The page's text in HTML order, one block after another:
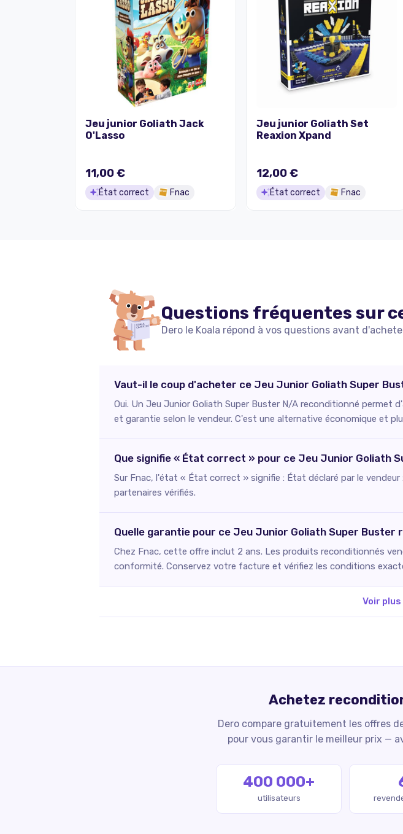
Jeu junior Goliath Jack
O'Lasso
11,00 €
État correct Fnac
Jeu junior Goliath Set
Reaxion Xpand
12,00 €
État correct Fnac
Questions fréquentes sur
Dero le Koala répond à vos questions avant
Vaut-il le coup d'acheter ce Jeu Junior Goliath Super
Oui. Un Jeu Junior Goliath Super Buster N/A reconditionné permet
et garantie selon le vendeur. C'est une alternative économique et
Que signifie « État correct » pour ce Jeu Junior Goliath
Sur Fnac, l'état « État correct » signifie : État déclaré par le
partenaires vérifiés.
Quelle garantie pour ce Jeu Junior Goliath Super Buster
Chez Fnac, cette offre inclut 2 ans. Les produits reconditionnés
conformité. Conservez votre facture et vérifiez les conditions
Voir
Achetez
Dero compare gratuitement les offres
pour vous garantir le meilleur prix —
400 000+
utilisateurs